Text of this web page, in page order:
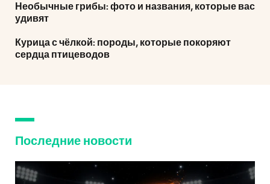
Необычные грибы: фото и названия, которые вас
удивят
Курица с чёлкой: породы, которые покоряют
сердца птицеводов
Последние новости